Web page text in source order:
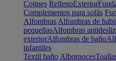
Cojines RellenoExterior
Complementos para sofás
Alfombras Alfombras de
pequeñasAlfombras
exteriorAlfombras de baño
infantiles
Textil baño Albornoces